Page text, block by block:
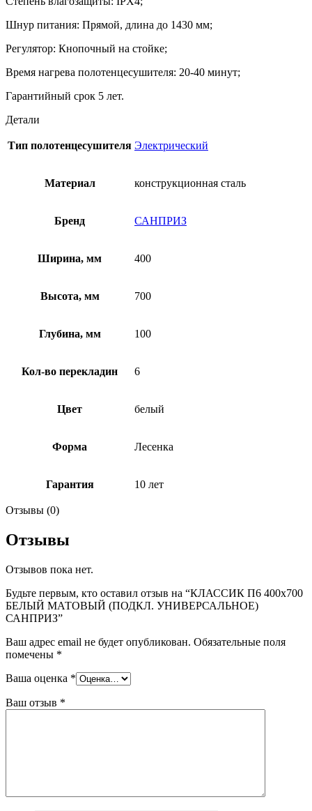
Шнур питания: Прямой, длина до 1430 мм;
Регулятор: Кнопочный на стойке;
Время нагрева полотенцесушителя: 20-40 минут;
Гарантийный срок 5 лет.
Детали
Тип полотенцесушителя Электрический
Материал конструкционная сталь
Бренд САНПРИЗ
Ширина, мм 400
Высота, мм 700
Глубина, мм 100
Кол-во перекладин 6
Цвет белый
Форма Лесенка
Гарантия 10 лет
Отзывы (0)
Отзывы
Отзывов пока нет.
Будьте первым, кто оставил отзыв на “КЛАССИК П6 400х700
БЕЛЫЙ МАТОВЫЙ (ПОДКЛ. УНИВЕРСАЛЬНОЕ)
САНПРИЗ”
Ваш адрес email не будет опубликован. Обязательные поля
помечены *
Ваша оценка *
Ваш отзыв *